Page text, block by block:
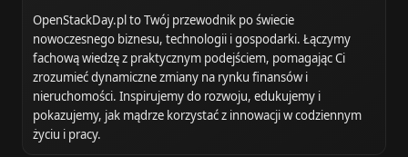
OpenStackDay.pl to Twój przewodnik po świecie
nowoczesnego biznesu, technologii i gospodarki. Łączymy
fachową wiedzę z praktycznym podejściem, pomagając Ci
zrozumieć dynamiczne zmiany na rynku finansów i
nieruchomości. Inspirujemy do rozwoju, edukujemy i
pokazujemy, jak mądrze korzystać z innowacji w codziennym
życiu i pracy.